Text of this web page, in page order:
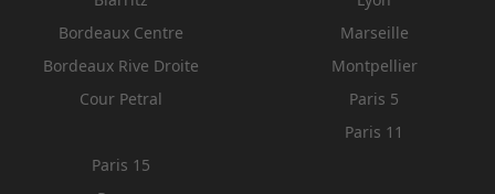
Bordeaux Centre
Bordeaux Rive Droite
Cour Petral
Marseille
Montpellier
Paris 5
Paris 11
Paris 15